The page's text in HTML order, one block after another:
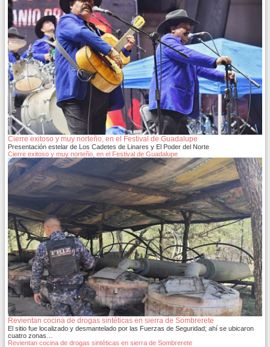
Cierre exitoso y muy norteño, en el Festival de Guadalupe
Presentación estelar de Los Cadetes de Linares y El Poder del Norte
Cierre exitoso y muy norteño, en el Festival de Guadalupe
Revientan cocina de drogas sintéticas en sierra de Sombrerete
El sitio fue localizado y desmantelado por las Fuerzas de Seguridad; ahí se ubicaron
cuatro zonas…
Revientan cocina de drogas sintéticas en sierra de Sombrerete